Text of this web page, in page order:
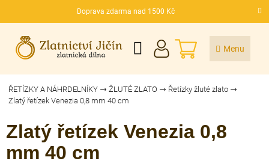
Doprava zdarma nad 1500 Kč
CZK
NÁKUPNÍ
KOŠÍK
ŘETÍZKY A NÁHRDELNÍKY ŽLUTÉ ZLATO
Řetízky žluté zlato
Zlatý řetízek Venezia 0,8 mm 40 cm
Zlatý řetízek Venezia 0,8
mm 40 cm